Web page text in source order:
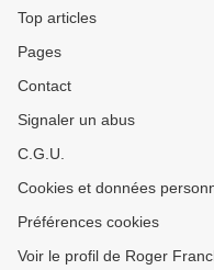
Top articles
Pages
Contact
Signaler un abus
C.G.U.
Cookies et données
Préférences cookies
Voir le profil de Roger